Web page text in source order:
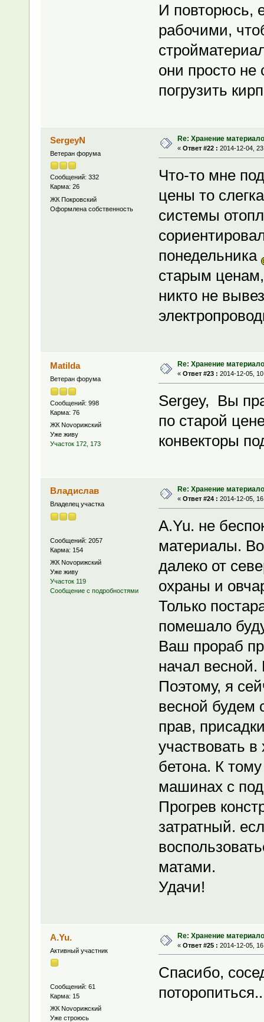
И повторюсь,
рабочими,
они просто не
погрузить
SergeyN
Ветеран форума
Сообщений: 332
Карма: 26
ЖК Покровский
Оформлена собственность
Re: Хранение
« Ответ #22 : 2014-12-04,
Что-то мне
цены то
системы
понедельника
старым
никто не
Matilda
Ветеран форума
Сообщений: 998
Карма: 76
ЖК Novoрижский
Уже живу
Участок 172, 173
Re: Хранение
« Ответ #23 : 2014-12-05,
Sergey, Вы
по старой
конвекторы
Владислав
Владелец участка
Сообщений: 2057
Карма: 154
ЖК Novoрижский
Уже живу
Участок 119
Сообщение с подробностями
Re: Хранение
« Ответ #24 : 2014-12-05,
A.Yu. не
материалы.
далеко от
охраны и
Только
помешало
Ваш прораб
начал
Поэтому, я
весной будем
прав,
участвовать
бетона. К
машинах с
Прогрев
затратный.
матами.
Удачи!
A.Yu.
Активный участник
Сообщений: 61
Карма: 15
ЖК Novoрижский
Уже строюсь
Re: Хранение
« Ответ #25 : 2014-12-05,
Спасибо,